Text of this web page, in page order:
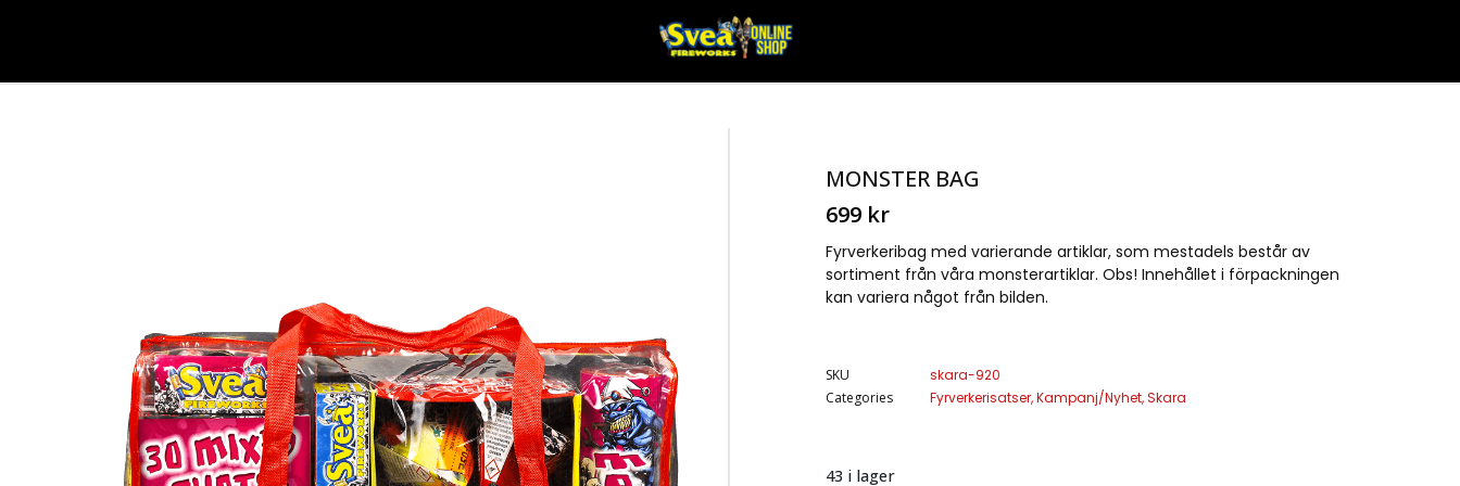
MONSTER BAG
699 kr
Fyrverkeribag med varierande artiklar, som mestadels består av
sortiment från våra monsterartiklar. Obs! Innehållet i förpackningen
kan variera något från bilden.
SKU
skara-920
Categories
Fyrverkerisatser,Kampanj/Nyhet,Skara
43 i lager